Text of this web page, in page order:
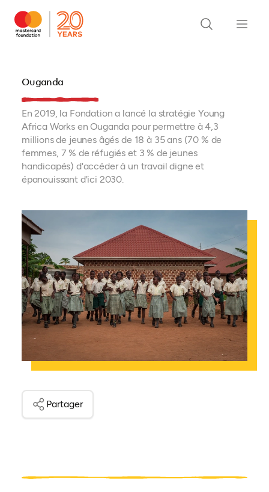
Ouganda
En 2019, la Fondation a lancé la stratégie Young
Africa Works en Ouganda pour permettre à 4,3
millions de jeunes âgés de 18 à 35 ans (70 % de
femmes, 7 % de réfugiés et 3 % de jeunes
handicapés) d'accéder à un travail digne et
épanouissant d'ici 2030.
Partager